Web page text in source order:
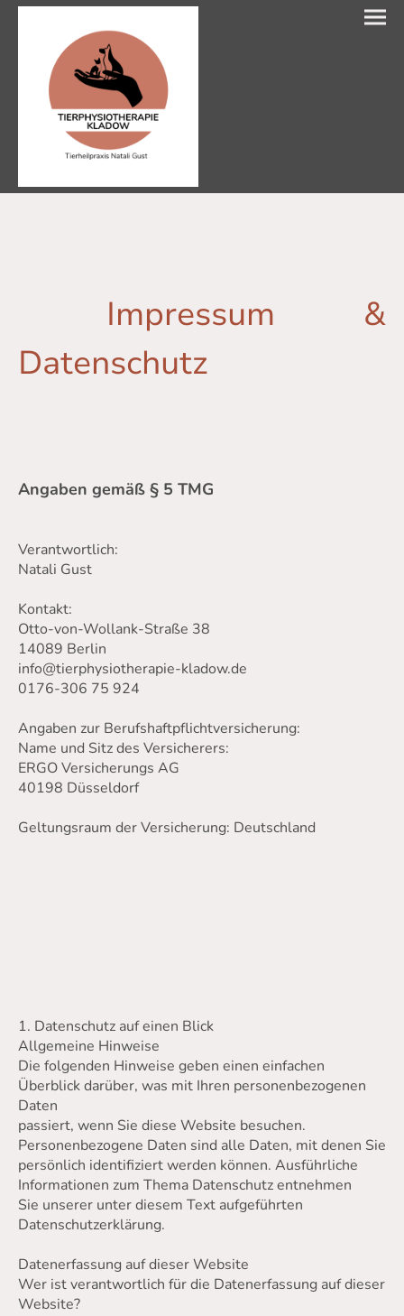
Impressum &
Datenschutz
Angaben gemäß § 5 TMG
Verantwortlich:
Natali Gust
Kontakt:
Otto-von-Wollank-Straße 38
14089 Berlin
info@tierphysiotherapie-kladow.de
0176-306 75 924
Angaben zur Berufshaftpflichtversicherung:
Name und Sitz des Versicherers:
ERGO Versicherungs AG
40198 Düsseldorf
Geltungsraum der Versicherung: Deutschland
1. Datenschutz auf einen Blick
Allgemeine Hinweise
Die folgenden Hinweise geben einen einfachen
Überblick darüber, was mit Ihren personenbezogenen
Daten
passiert, wenn Sie diese Website besuchen.
Personenbezogene Daten sind alle Daten, mit denen Sie
persönlich identifiziert werden können. Ausführliche
Informationen zum Thema Datenschutz entnehmen
Sie unserer unter diesem Text aufgeführten
Datenschutzerklärung.
Datenerfassung auf dieser Website
Wer ist verantwortlich für die Datenerfassung auf dieser
Website?